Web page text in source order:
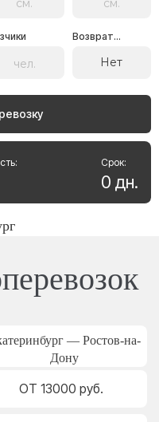
Возврат...
Нет
Срок:
0 дн.
— Ростов-на-
Дону
ОТ 13000 руб.